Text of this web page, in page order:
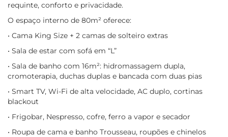
requinte, conforto e privacidade.
O espaço interno de 80m² oferece:
• Cama King Size + 2 camas de solteiro extras
• Sala de estar com sofá em “L”
• Sala de banho com 16m²: hidromassagem dupla,
cromoterapia, duchas duplas e bancada com duas pias
• Smart TV, Wi-Fi de alta velocidade, AC duplo, cortinas
blackout
• Frigobar, Nespresso, cofre, ferro a vapor e secador
• Roupa de cama e banho Trousseau, roupões e chinelos